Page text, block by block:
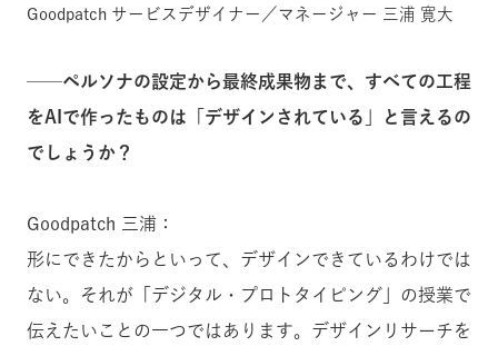
Goodpatch サービスデザイナー／マネージャー 三浦 寛大
──ペルソナの設定から最終成果物まで、すべての工程
をAIで作ったものは「デザインされている」と言えるの
でしょうか？
Goodpatch 三浦：
形にできたからといって、デザインできているわけでは
ない。それが「デジタル・プロトタイピング」の授業で
伝えたいことの一つではあります。デザインリサーチを